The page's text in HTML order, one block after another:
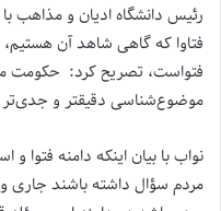
رئیس دانشگاه ادیان و مذاهب
فتاوا که گاهی شاهد آن
فتواست، تصریح کرد: حکومت ما
موضوع‌شناسی دقیقتر و جدی‌تر
نواب با بیان اینکه دامنه
مردم سؤال داشته باشند جاری